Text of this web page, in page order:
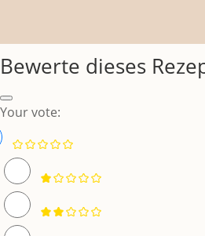
Bewerte dieses
Your vote: